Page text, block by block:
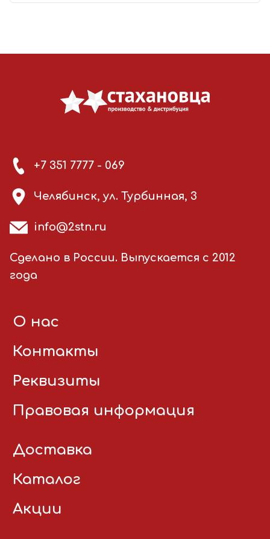
+7 351 7777 - 069
Челябинск, ул. Турбинная, 3
info@2stn.ru
Сделано в России. Выпускается с 2012
года
О нас
Контакты
Реквизиты
Правовая информация
Доставка
Каталог
Акции